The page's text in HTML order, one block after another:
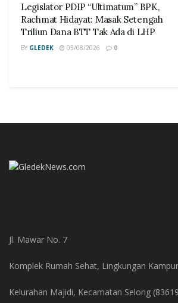
Legislator PDIP “Ultimatum” BPK,
Rachmat Hidayat: Masak Setengah
Triliun Dana BTT Tak Ada di LHP
BY GLEDEK 05/08/2026 0
Jl. Mawar No. 7
Komplek Rumah Sehat, Lingkungan
Kelurahan Majidi, Kecamatan Selong